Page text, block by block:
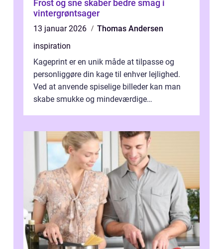
Frost og sne skaber bedre smag i
vintergrøntsager
13 januar 2026
Thomas Andersen
inspiration
Kageprint er en unik måde at tilpasse og
personliggøre din kage til enhver lejlighed.
Ved at anvende spiselige billeder kan man
skabe smukke og mindeværdige